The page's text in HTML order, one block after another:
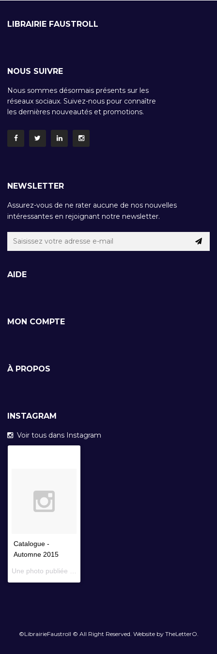
LIBRAIRIE FAUSTROLL
NOUS SUIVRE
Nous sommes désormais présents sur les
réseaux sociaux. Suivez-nous pour connaître
les dernières nouveautés et promotions.
NEWSLETTER
Assurez-vous de ne rater aucune de nos nouvelles
intéressantes en rejoignant notre newsletter.
AIDE
MON COMPTE
À PROPOS
INSTAGRAM
Voir tous dans Instagram
Catalogue -
Automne 2015
©LibrairieFaustroll © All Right Reserved. Website by TheLetterO.